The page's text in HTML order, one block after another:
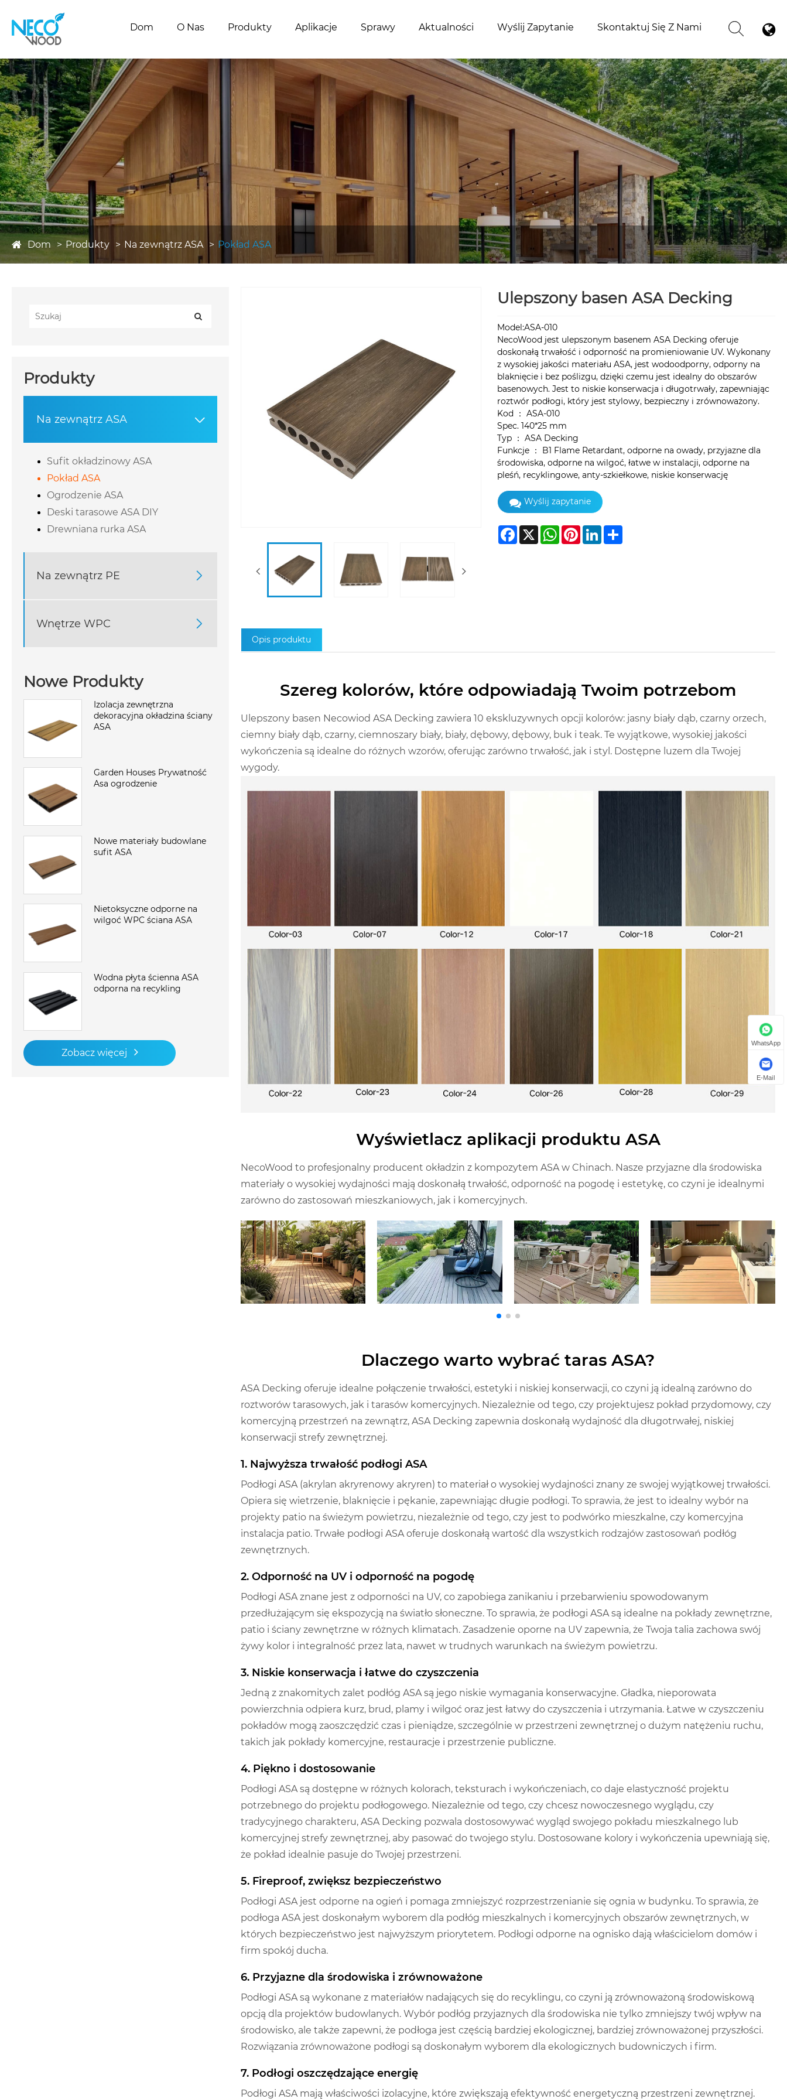
Dom O Nas Produkty Aplikacje Sprawy Aktualności Wyślij Zapytanie Skontaktuj Się Z Nami
Dom Produkty Na zewnątrz ASA Pokład ASA
Produkty
Na zewnątrz ASA 
Sufit okładzinowy ASA
Pokład ASA
Ogrodzenie ASA
Deski tarasowe ASA DIY
Drewniana rurka ASA
Na zewnątrz PE 
Wnętrze WPC 
Nowe Produkty
Izolacja zewnętrzna
dekoracyjna okładzina ściany
ASA
Garden Houses Prywatność
Asa ogrodzenie
Nowe materiały budowlane
sufit ASA
Nietoksyczne odporne na
wilgoć WPC ściana ASA
Wodna płyta ścienna ASA
odporna na recykling
Zobacz więcej
Ulepszony basen ASA Decking
Model:ASA-010
NecoWood jest ulepszonym basenem ASA Decking oferuje
doskonałą trwałość i odporność na promieniowanie UV. Wykonany
z wysokiej jakości materiału ASA, jest wodoodporny, odporny na
blaknięcie i bez poślizgu, dzięki czemu jest idealny do obszarów
basenowych. Jest to niskie konserwacja i długotrwały, zapewniając
roztwór podłogi, który jest stylowy, bezpieczny i zrównoważony.
Kod ： ASA-010
Spec. 140*25 mm
Typ ： ASA Decking
Funkcje ： B1 Flame Retardant, odporne na owady, przyjazne dla
środowiska, odporne na wilgoć, łatwe w instalacji, odporne na
pleśń, recyklingowe, anty-szkiełkowe, niskie konserwację
Wyślij zapytanie
Facebook
X WhatsApp
PinterestLinkedIn
Opis produktu
Szereg kolorów, które odpowiadają Twoim potrzebom
Ulepszony basen Necowiod ASA Decking zawiera 10 ekskluzywnych opcji kolorów: jasny biały dąb, czarny orzech,
ciemny biały dąb, czarny, ciemnoszary biały, biały, dębowy, dębowy, buk i teak. Te wyjątkowe, wysokiej jakości
wykończenia są idealne do różnych wzorów, oferując zarówno trwałość, jak i styl. Dostępne luzem dla Twojej
wygody.
Wyświetlacz aplikacji produktu ASA
NecoWood to profesjonalny producent okładzin z kompozytem ASA w Chinach. Nasze przyjazne dla środowiska
materiały o wysokiej wydajności mają doskonałą trwałość, odporność na pogodę i estetykę, co czyni je idealnymi
zarówno do zastosowań mieszkaniowych, jak i komercyjnych.
Dlaczego warto wybrać taras ASA?
ASA Decking oferuje idealne połączenie trwałości, estetyki i niskiej konserwacji, co czyni ją idealną zarówno do
roztworów tarasowych, jak i tarasów komercyjnych. Niezależnie od tego, czy projektujesz pokład przydomowy, czy
komercyjną przestrzeń na zewnątrz, ASA Decking zapewnia doskonałą wydajność dla długotrwałej, niskiej
konserwacji strefy zewnętrznej.
1. Najwyższa trwałość podłogi ASA
Podłogi ASA (akrylan akryrenowy akryren) to materiał o wysokiej wydajności znany ze swojej wyjątkowej trwałości.
Opiera się wietrzenie, blaknięcie i pękanie, zapewniając długie podłogi. To sprawia, że ​​jest to idealny wybór na
projekty patio na świeżym powietrzu, niezależnie od tego, czy jest to podwórko mieszkalne, czy komercyjna
instalacja patio. Trwałe podłogi ASA oferuje doskonałą wartość dla wszystkich rodzajów zastosowań podłóg
zewnętrznych.
2. Odporność na UV i odporność na pogodę
Podłogi ASA znane jest z odporności na UV, co zapobiega zanikaniu i przebarwieniu spowodowanym
przedłużającym się ekspozycją na światło słoneczne. To sprawia, że ​​podłogi ASA są idealne na pokłady zewnętrzne,
patio i ściany zewnętrzne w różnych klimatach. Zasadzenie oporne na UV zapewnia, że ​​Twoja talia zachowa swój
żywy kolor i integralność przez lata, nawet w trudnych warunkach na świeżym powietrzu.
3. Niskie konserwacja i łatwe do czyszczenia
Jedną z znakomitych zalet podłóg ASA są jego niskie wymagania konserwacyjne. Gładka, nieporowata
powierzchnia odpiera kurz, brud, plamy i wilgoć oraz jest łatwy do czyszczenia i utrzymania. Łatwe w czyszczeniu
pokładów mogą zaoszczędzić czas i pieniądze, szczególnie w przestrzeni zewnętrznej o dużym natężeniu ruchu,
takich jak pokłady komercyjne, restauracje i przestrzenie publiczne.
4. Piękno i dostosowanie
Podłogi ASA są dostępne w różnych kolorach, teksturach i wykończeniach, co daje elastyczność projektu
potrzebnego do projektu podłogowego. Niezależnie od tego, czy chcesz nowoczesnego wyglądu, czy
tradycyjnego charakteru, ASA Decking pozwala dostosowywać wygląd swojego pokładu mieszkalnego lub
komercyjnej strefy zewnętrznej, aby pasować do twojego stylu. Dostosowane kolory i wykończenia upewniają się,
że pokład idealnie pasuje do Twojej przestrzeni.
5. Fireproof, zwiększ bezpieczeństwo
Podłogi ASA jest odporne na ogień i pomaga zmniejszyć rozprzestrzenianie się ognia w budynku. To sprawia, że ​​
podłoga ASA jest doskonałym wyborem dla podłóg mieszkalnych i komercyjnych obszarów zewnętrznych, w
których bezpieczeństwo jest najwyższym priorytetem. Podłogi odporne na ognisko dają właścicielom domów i
firm spokój ducha.
6. Przyjazne dla środowiska i zrównoważone
Podłogi ASA są wykonane z materiałów nadających się do recyklingu, co czyni ją zrównoważoną środowiskową
opcją dla projektów budowlanych. Wybór podłóg przyjaznych dla środowiska nie tylko zmniejszy twój wpływ na
środowisko, ale także zapewni, że podłoga jest częścią bardziej ekologicznej, bardziej zrównoważonej przyszłości.
Rozwiązania zrównoważone podłogi są doskonałym wyborem dla ekologicznych budowniczych i firm.
7. Podłogi oszczędzające energię
Podłogi ASA mają właściwości izolacyjne, które zwiększają efektywność energetyczną przestrzeni zewnętrznej.
WhatsApp
E-Mail